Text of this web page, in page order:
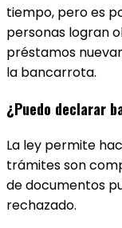
tiempo, pero es
personas logran
préstamos
la bancarrota.
¿Puedo declarar
La ley permite
trámites son
de documentos
rechazado.